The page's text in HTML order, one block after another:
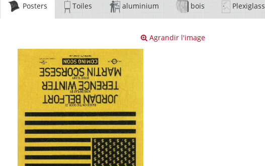
Posters Toiles aluminium bois Plexiglass
Agrandir l'image